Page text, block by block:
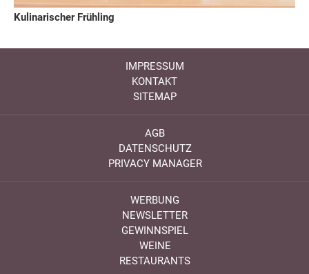
Kulinarischer Frühling
IMPRESSUM
KONTAKT
SITEMAP
AGB
DATENSCHUTZ
PRIVACY MANAGER
WERBUNG
NEWSLETTER
GEWINNSPIEL
WEINE
RESTAURANTS